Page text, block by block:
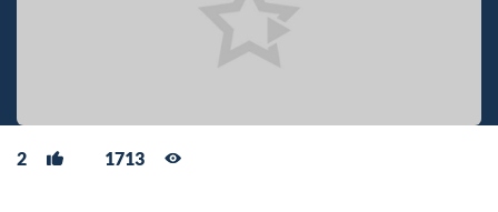
2 1713